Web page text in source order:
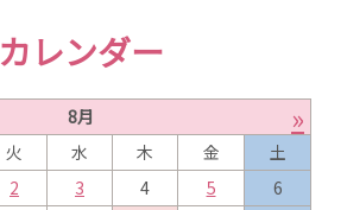
カレンダー
8月 »
火 水 木 金
土
2 3 4 5
6